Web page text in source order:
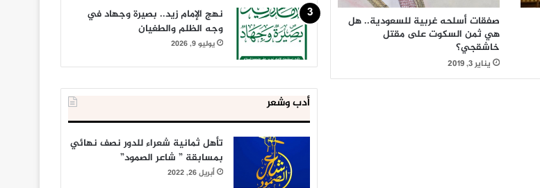
صفقات أسلحه غربية للسعودیة.. هل
هي ثمن السكوت على مقتل
خاشقجي؟
يناير 3, 2019
نهج الإمام زيد.. بصيرة وجهاد في
وجه الظلم والطغيان
يوليو 9, 2026
أدب وشعر
تأهل ثمانية شعراء للدور نصف نهائي
بمسابقة ” شاعر الصمود”
أبريل 26, 2022